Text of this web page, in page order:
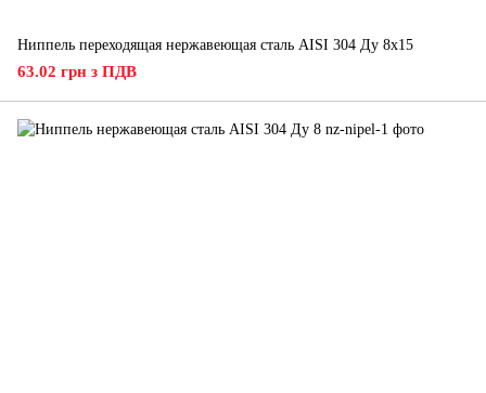
Ниппель переходящая нержавеющая сталь AISI 304 Ду 8x15
63.02 грн з ПДВ